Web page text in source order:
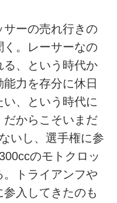
ーの売れ行きの
。レーサーなの
る、という時代か
力を存分に休日
、という時代に
からこそいまだ
いし、選手権に参
のモトクロッ
トライアンフや
参入してきたのも